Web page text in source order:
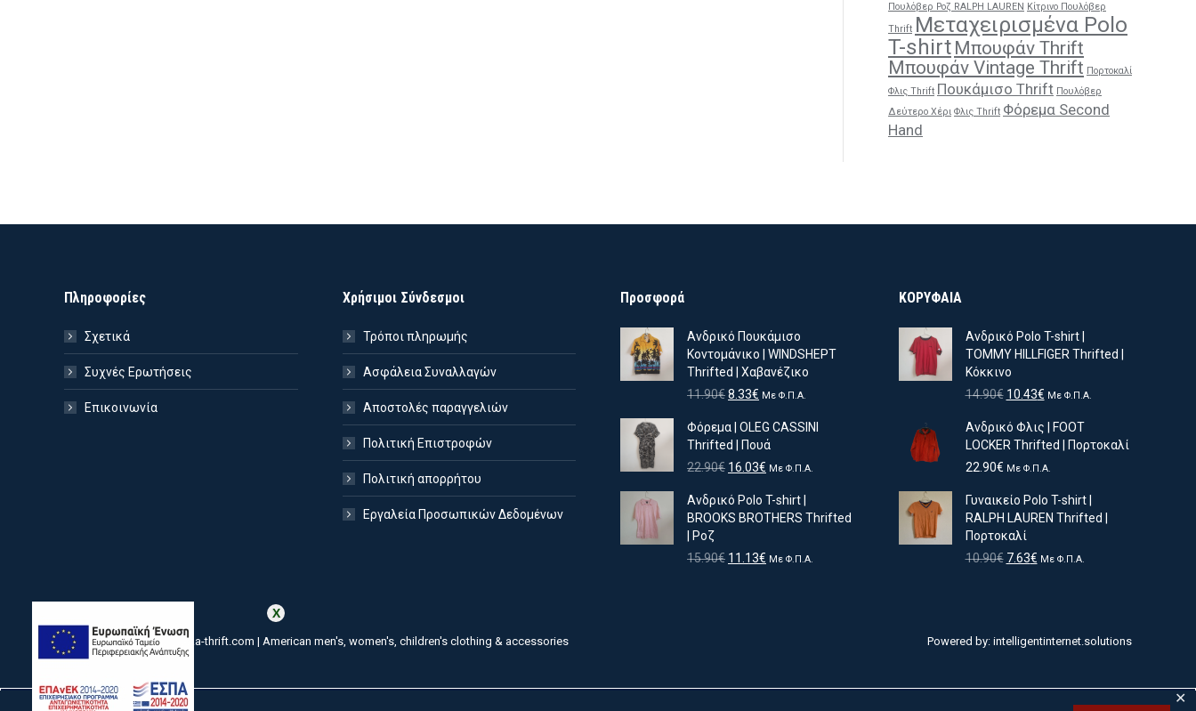
✕
Πουλόβερ Ροζ RALPH LAUREN Κίτρινο Πουλόβερ
Thrift Μεταχειρισμένα Polo
T-shirt Μπουφάν Thrift
Μπουφάν Vintage Thrift Πορτοκαλί
Φλις Thrift Πουκάμισο Thrift Πουλόβερ
Δεύτερο Χέρι Φλις Thrift Φόρεμα Second
Hand
Πληροφορίες
Σχετικά
Συχνές Ερωτήσεις
Επικοινωνία
Χρήσιμοι Σύνδεσμοι
Τρόποι πληρωμής
Ασφάλεια Συναλλαγών
Αποστολές παραγγελιών
Πολιτική Επιστροφών
Πολιτική απορρήτου
Εργαλεία Προσωπικών Δεδομένων
Προσφορά
Ανδρικό Πουκάμισο
Κοντομάνικο | WINDSHEPT
Thrifted | Χαβανέζικο
11.90€Original
was:
11.90€.
8.33€ Η
τιμή
είναι:
8.33€.
Με Φ.Π.Α.
Φόρεμα | OLEG CASSINI
Thrifted | Πουά
22.90€ Original
was:
22.90€.
16.03€ Η
τιμή
είναι:
Με Φ.Π.Α.
Ανδρικό Polo T-shirt |
BROOKS BROTHERS Thrifted
| Ροζ
15.90€ Original
11.13€ ΗΜε Φ.Π.Α.
ΚΟΡΥΦΑΙΑ
Ανδρικό Polo T-shirt |
TOMMY HILLFIGER Thrifted |
Κόκκινο
14.90€ Original
was:
14.90€.
10.43€Η
τιμή
είναι:
10.43€.
Με Φ.Π.Α.
Ανδρικό Φλις | FOOT
LOCKER Thrifted | Πορτοκαλί
22.90€ Με Φ.Π.Α.
Γυναικείο Polo T-shirt |
RALPH LAUREN Thrifted |
Πορτοκαλί
10.90€ Original
7.63€ΗΜε Φ.Π.Α.
amerikanika-thrift.com | American men's, women's, children's clothing & accessories Powered by: intelligentinternet.solutions